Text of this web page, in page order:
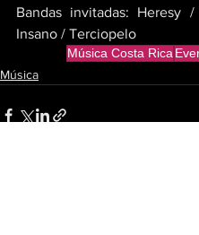
Bandas invitadas: Heresy
Insano / Terciopelo
Música Costa Rica
Música